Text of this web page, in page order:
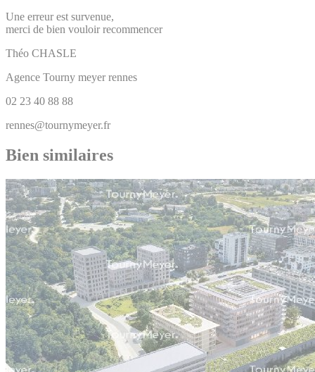
Une erreur est survenue,
merci de bien vouloir recommencer
Théo CHASLE
Agence Tourny meyer rennes
02 23 40 88 88
rennes@tournymeyer.fr
Bien similaires